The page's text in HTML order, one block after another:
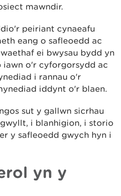
mawndir.
peiriant cynaeafu
eang o safleoedd ac
ei bwysau bydd yn
iawn o'r cyforgorsydd ac
i rannau o'r
iddynt o'r blaen.
sut y gallwn sicrhau
i blanhigion, i storio
y safleoedd gwych hyn i
yn y